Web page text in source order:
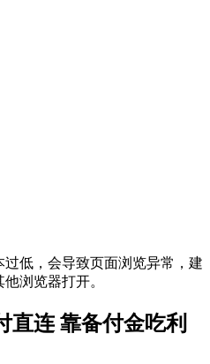
低，会导致页面浏览异常，建
浏览器打开。
直连 靠备付金吃利